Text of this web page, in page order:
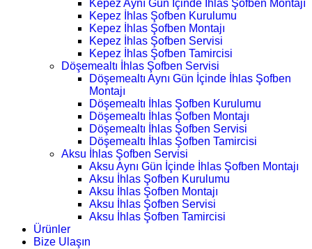
Kepez Aynı Gün İçinde İhlas Şofben Montajı
Kepez İhlas Şofben Kurulumu
Kepez İhlas Şofben Montajı
Kepez İhlas Şofben Servisi
Kepez İhlas Şofben Tamircisi
Döşemealtı İhlas Şofben Servisi
Döşemealtı Aynı Gün İçinde İhlas Şofben
Montajı
Döşemealtı İhlas Şofben Kurulumu
Döşemealtı İhlas Şofben Montajı
Döşemealtı İhlas Şofben Servisi
Döşemealtı İhlas Şofben Tamircisi
Aksu İhlas Şofben Servisi
Aksu Aynı Gün İçinde İhlas Şofben Montajı
Aksu İhlas Şofben Kurulumu
Aksu İhlas Şofben Montajı
Aksu İhlas Şofben Servisi
Aksu İhlas Şofben Tamircisi
Ürünler
Bize Ulaşın